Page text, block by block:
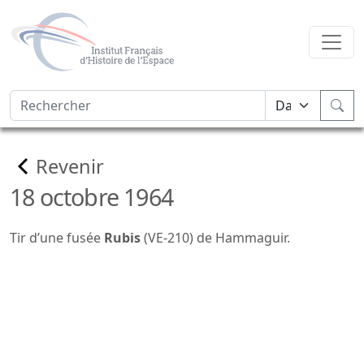
Revenir
18 octobre 1964
Tir d’une fusée Rubis(VE-210) de Hammaguir.